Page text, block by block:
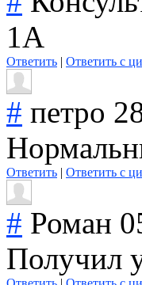
1А
Ответить | Ответить с
# петро
Ответить | Ответить с
# Роман
Получил